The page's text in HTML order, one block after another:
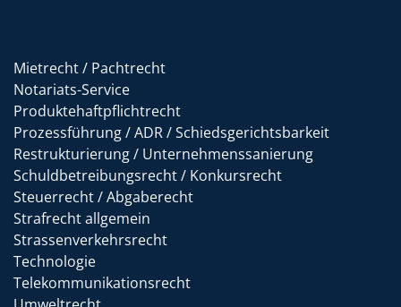
Mietrecht / Pachtrecht
Notariats-Service
Produktehaftpflichtrecht
Prozessführung / ADR / Schiedsgerichtsbarkeit
Restrukturierung / Unternehmenssanierung
Schuldbetreibungsrecht / Konkursrecht
Steuerrecht / Abgaberecht
Strafrecht allgemein
Strassenverkehrsrecht
Technologie
Telekommunikationsrecht